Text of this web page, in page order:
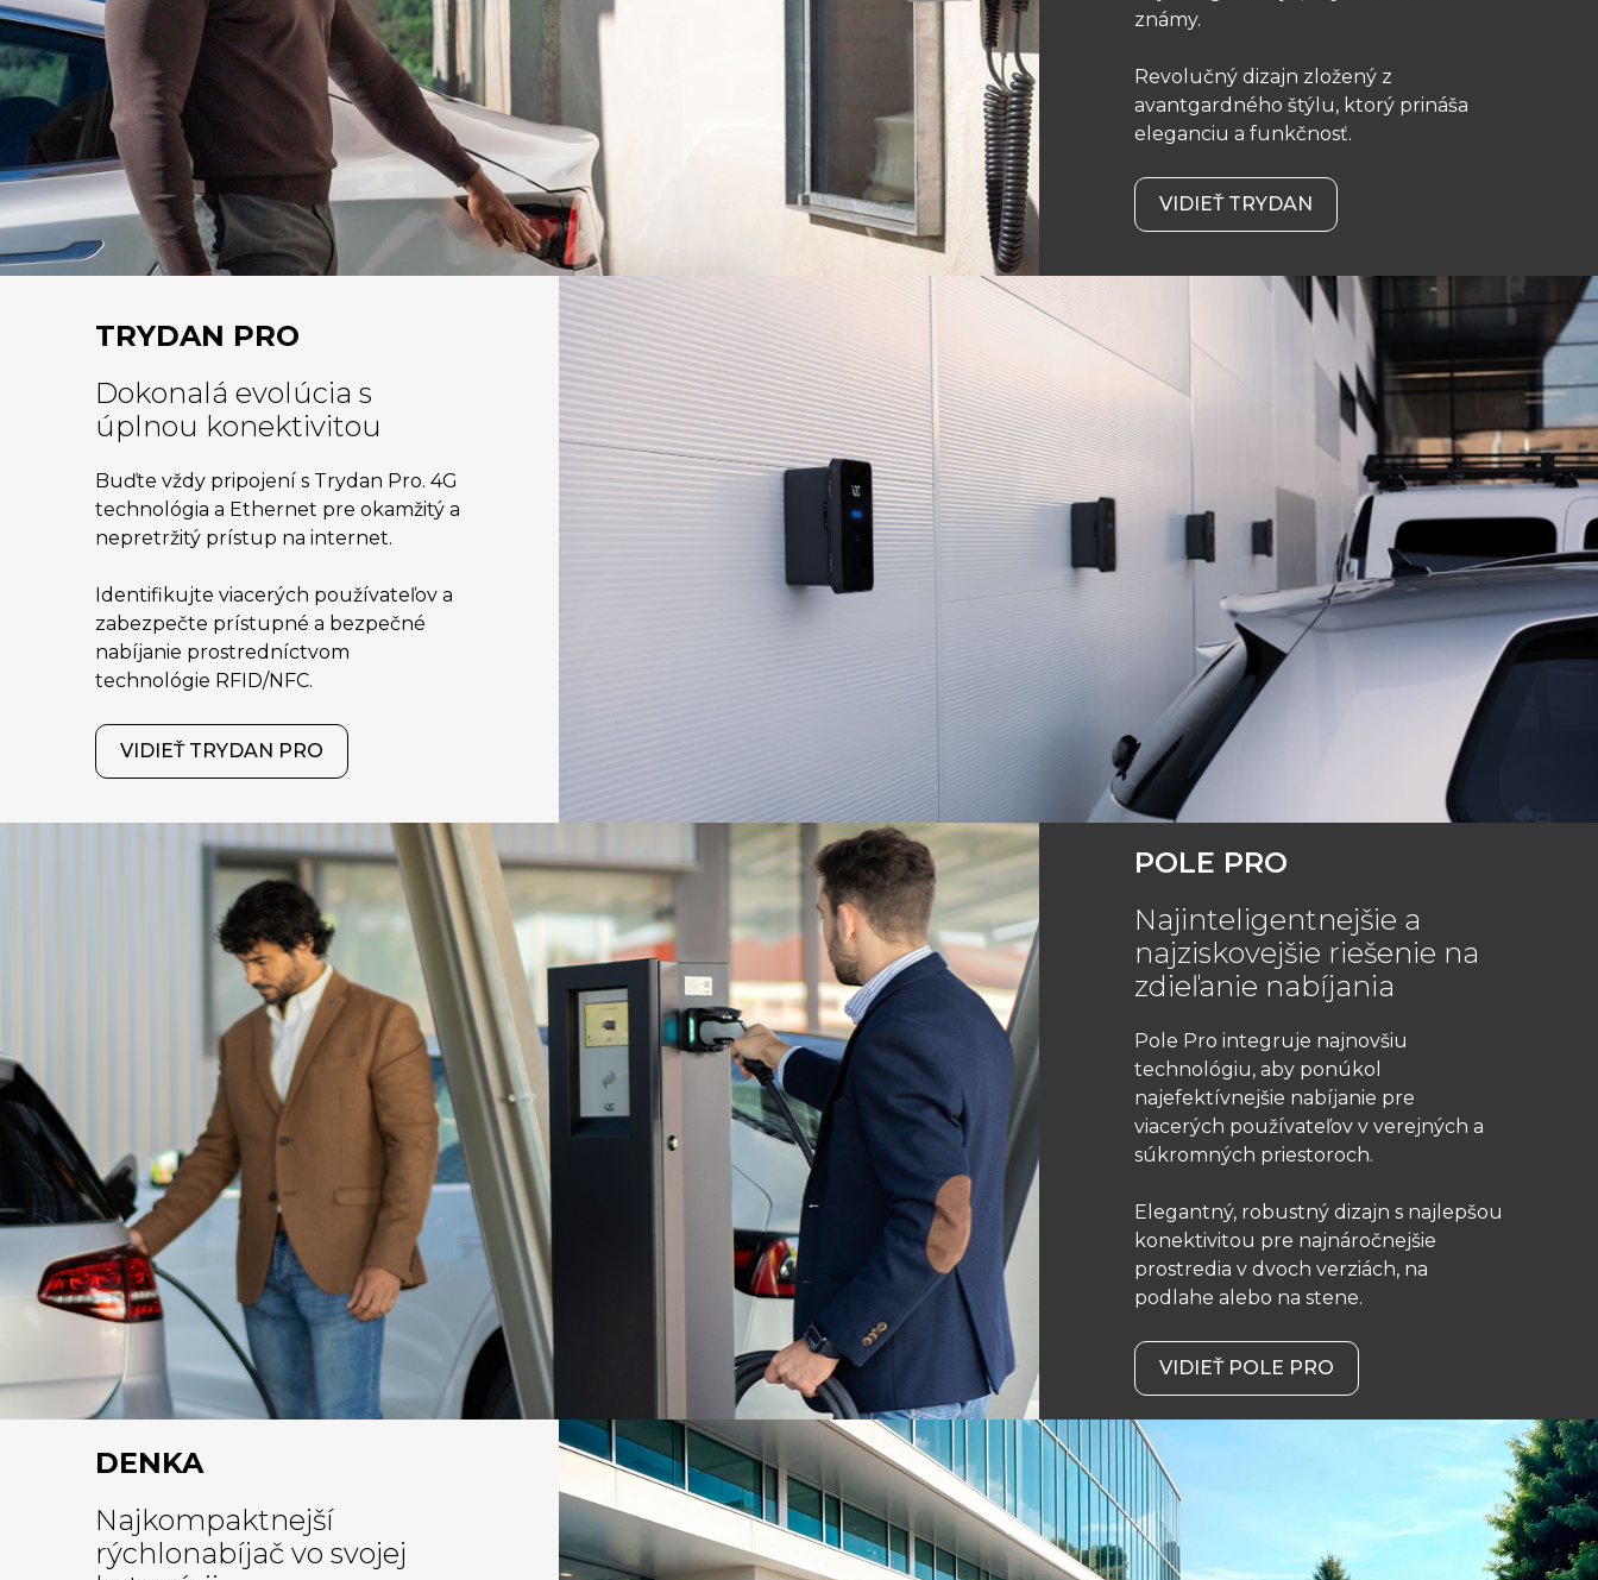
známy.
Revolučný dizajn zložený z
avantgardného štýlu, ktorý prináša
eleganciu a funkčnosť.
VIDIEŤ TRYDAN
TRYDAN PRO
Dokonalá evolúcia s
úplnou konektivitou
Buďte vždy pripojení s Trydan Pro. 4G
technológia a Ethernet pre okamžitý a
nepretržitý prístup na internet.
Identifikujte viacerých používateľov a
zabezpečte prístupné a bezpečné
nabíjanie prostredníctvom
technológie RFID/NFC.
VIDIEŤ TRYDAN PRO
POLE PRO
Najinteligentnejšie a
najziskovejšie riešenie na
zdieľanie nabíjania
Pole Pro integruje najnovšiu
technológiu, aby ponúkol
najefektívnejšie nabíjanie pre
viacerých používateľov v verejných a
súkromných priestoroch.
Elegantný, robustný dizajn s najlepšou
konektivitou pre najnáročnejšie
prostredia v dvoch verziách, na
podlahe alebo na stene.
VIDIEŤ POLE PRO
DENKA
Najkompaktnejší
rýchlonabíjač vo svojej